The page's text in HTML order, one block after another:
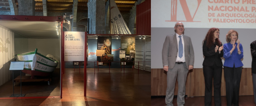
Museu Marítim – 7
vaixells, 7 històries
Campañas culturales Estrategia de
comunicación y PR
Fundación
Premio
de
Campañas culturales
comunicación y